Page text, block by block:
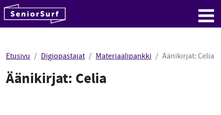
Hyppää sisältöön
Etusivu Digiopastajat Materiaalipankki Äänikirjat: Celia
Äänikirjat: Celia